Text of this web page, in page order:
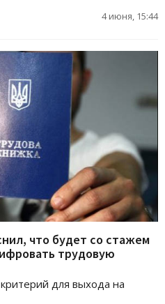
4 июня, 15:44
что будет со стажем
трудовую
для выхода на